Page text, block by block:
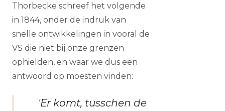
Thorbecke schreef het volgende
in 1844, onder de indruk van
snelle ontwikkelingen in vooral de
VS die niet bij onze grenzen
ophielden, en waar we dus een
antwoord op moesten vinden:
'Er komt, tusschen de